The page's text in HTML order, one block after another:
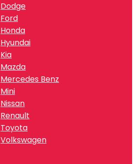
Dodge
Ford
Honda
Hyundai
Kia
Mazda
Mercedes Benz
Mini
Nissan
Renault
Toyota
Volkswagen